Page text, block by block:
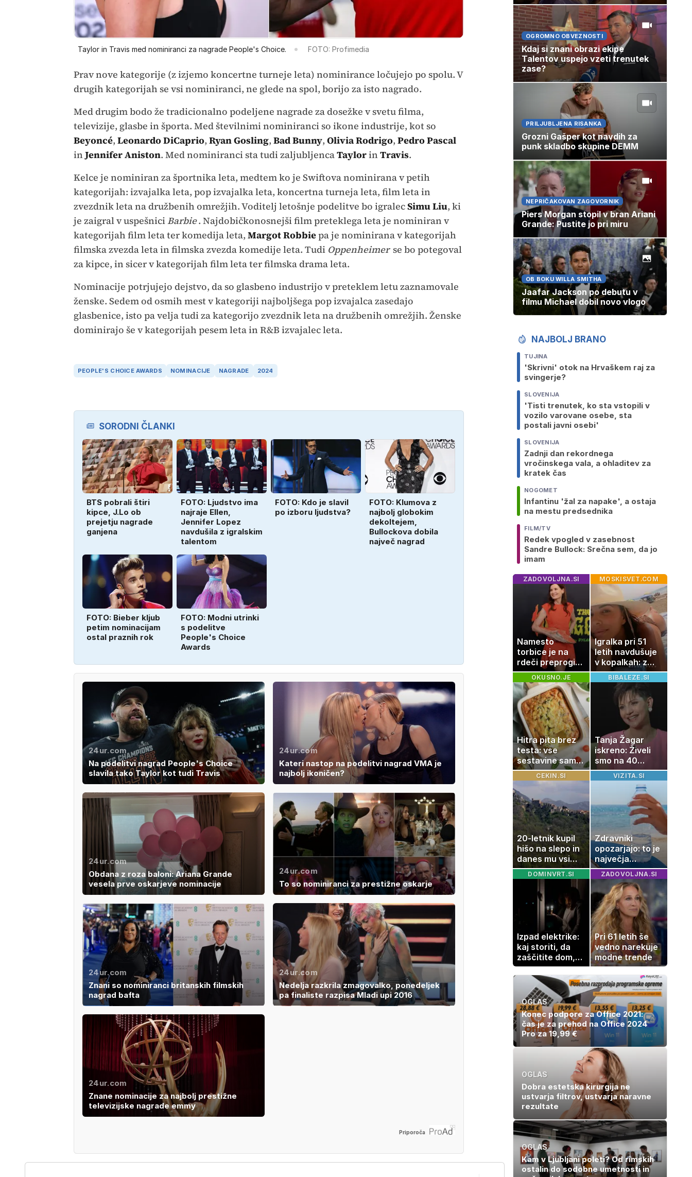
Taylor in Travis med nominiranci za nagrade People's Choice. FOTO: Profimedia
Prav nove kategorije (z izjemo koncertne turneje leta) nominirance ločujejo po spolu. V
drugih kategorijah se vsi nominiranci, ne glede na spol, borijo za isto nagrado.
Med drugim bodo že tradicionalno podeljene nagrade za dosežke v svetu filma,
televizije, glasbe in športa. Med številnimi nominiranci so ikone industrije, kot so
Beyoncé, Leonardo DiCaprio, Ryan Gosling, Bad Bunny, Olivia Rodrigo, Pedro Pascal
inJennifer Aniston. Med nominiranci sta tudi zaljubljencaTaylorinTravis.
Kelce je nominiran za športnika leta, medtem ko je Swiftova nominirana v petih
kategorijah: izvajalka leta, pop izvajalka leta, koncertna turneja leta, film leta in
zvezdnik leta na družbenih omrežjih. Voditelj letošnje podelitve bo igralecSimu Liu, ki
je zaigral v uspešniciBarbie. Najdobičkonosnejši film preteklega leta je nominiran v
kategorijah film leta ter komedija leta, Margot Robbiepa je nominirana v kategorijah
filmska zvezda leta in filmska zvezda komedije leta. Tudi Oppenheimer se bo potegoval
za kipce, in sicer v kategorijah film leta ter filmska drama leta.
Nominacije potrjujejo dejstvo, da so glasbeno industrijo v preteklem letu zaznamovale
ženske. Sedem od osmih mest v kategoriji najboljšega pop izvajalca zasedajo
glasbenice, isto pa velja tudi za kategorijo zvezdnik leta na družbenih omrežjih. Ženske
dominirajo še v kategorijah pesem leta in R&B izvajalec leta.
PEOPLE'S CHOICE AWARDS NOMINACIJE NAGRADE 2024
SORODNI ČLANKI
BTS pobrali štiri
kipce, J.Lo ob
prejetju nagrade
ganjena
FOTO: Ljudstvo ima
najraje Ellen,
Jennifer Lopez
navdušila z igralskim
talentom
FOTO: Kdo je slavil
po izboru ljudstva?
FOTO: Klumova z
najbolj globokim
dekoltejem,
Bullockova dobila
največ nagrad
FOTO: Bieber kljub
petim nominacijam
ostal praznih rok
FOTO: Modni utrinki
s podelitve
People's Choice
Awards
24ur.com
Na podelitvi nagrad People's Choice
slavila tako Taylor kot tudi Travis
24ur.com
Kateri nastop na podelitvi nagrad VMA je
najbolj ikoničen?
24ur.com
Obdana z roza baloni: Ariana Grande
vesela prve oskarjeve nominacije
24ur.com
To so nominiranci za prestižne oskarje
24ur.com
Znani so nominiranci britanskih filmskih
nagrad bafta
24ur.com
Nedelja razkrila zmagovalko, ponedeljek
pa finaliste razpisa Mladi upi 2016
24ur.com
Znane nominacije za najbolj prestižne
televizijske nagrade emmy
Priporoča
OGROMNO OBVEZNOSTI
Kdaj si znani obrazi ekipe
Talentov uspejo vzeti trenutek
zase?
PRILJUBLJENA RISANKA
Grozni Gašper kot navdih za
punk skladbo skupine DEMM
NEPRIČAKOVAN ZAGOVORNIK
Piers Morgan stopil v bran Ariani
Grande: Pustite jo pri miru
OB BOKU WILLA SMITHA
Jaafar Jackson po debutu v
filmu Michael dobil novo vlogo
NAJBOLJ BRANO
TUJINA
'Skrivni' otok na Hrvaškem raj za
svingerje?
SLOVENIJA
'Tisti trenutek, ko sta vstopili v
vozilo varovane osebe, sta
postali javni osebi'
SLOVENIJA
Zadnji dan rekordnega
vročinskega vala, a ohladitev za
kratek čas
NOGOMET
Infantinu 'žal za napake', a ostaja
na mestu predsednika
FILM/TV
Redek vpogled v zasebnost
Sandre Bullock: Srečna sem, da jo
imam
ZADOVOLJNA.SI
Namesto
torbice je na
rdeči preprogi
nosila ribo
MOSKISVET.COM
Igralka pri 51
letih navdušuje
v kopalkah: z
možem uživa v
romantičnem
poletju
OKUSNO.JE
Hitra pita brez
testa: vse
sestavine samo
zmešate in
pečica opravi
ostalo
BIBALEZE.SI
Tanja Žagar
iskreno: Živeli
smo na 40
kvadratih, a
imela sem vse,
potrebuje
CEKIN.SI
20-letnik kupil
hišo na slepo in
danes mu vsi
zavidajo
VIZITA.SI
Zdravniki
opozarjajo: to je
največja
napaka, ki jo
ljudje delajo med
vročino
DOMINVRT.SI
Izpad elektrike:
kaj storiti, da
zaščitite dom,
hrano in
elektronske
naprave
ZADOVOLJNA.SI
Pri 61 letih še
vedno narekuje
modne trende
OGLAS
Konec podpore za Office 2021:
čas je za prehod na Office 2024
Pro za 19,99 €
OGLAS
Dobra estetska kirurgija ne
ustvarja filtrov, ustvarja naravne
rezultate
OGLAS
Kam v Ljubljani poleti? Od rimskih
ostalin do sodobne umetnosti in